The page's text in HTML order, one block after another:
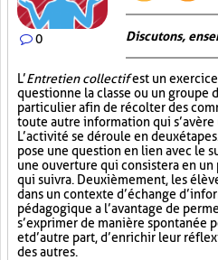
0 Discutons,
L’Entretien collectifest un
questionne la classe ou un groupe
particulier afin de récolter des
toute autre information qui
L’activité se déroule en deux
pose une question en lien avec le
une ouverture qui consistera en
qui suivra. Deuxièmement, les
dans un contexte d’échange
pédagogique a l’avantage de
s’exprimer de manière spontanée
et d’autre part, d’enrichir leur
des autres.